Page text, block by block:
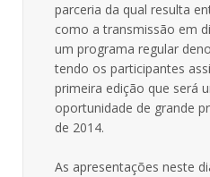
parceria da qual resulta
como a transmissão em
um programa regular
tendo os participantes
primeira edição que será
oportunidade de grande
de 2014.
As apresentações neste